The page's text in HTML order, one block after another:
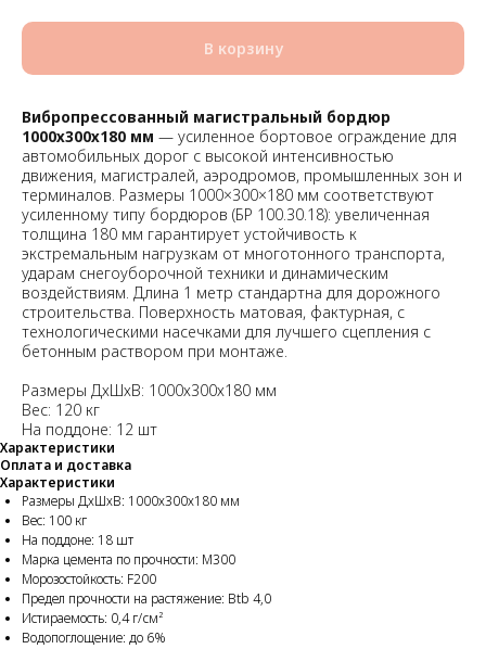
В корзину
Вибропрессованный магистральный бордюр
1000х300х180 мм — усиленное бортовое ограждение для
автомобильных дорог с высокой интенсивностью
движения, магистралей, аэродромов, промышленных зон и
терминалов. Размеры 1000×300×180 мм соответствуют
усиленному типу бордюров (БР 100.30.18): увеличенная
толщина 180 мм гарантирует устойчивость к
экстремальным нагрузкам от многотонного транспорта,
ударам снегоуборочной техники и динамическим
воздействиям. Длина 1 метр стандартна для дорожного
строительства. Поверхность матовая, фактурная, с
технологическими насечками для лучшего сцепления с
бетонным раствором при монтаже.
Размеры ДхШхВ: 1000х300х180 мм
Вес: 120 кг
На поддоне: 12 шт
Характеристики
Оплата и доставка
Характеристики
Размеры ДхШхВ: 1000х300х180 мм
Вес: 100 кг
На поддоне: 18 шт
Марка цемента по прочности: М300
Морозостойкость: F200
Предел прочности на растяжение: Btb 4,0
Истираемость: 0,4 г/cм²
Водопоглощение: до 6%